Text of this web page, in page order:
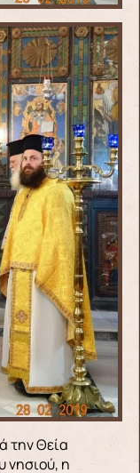
την Θεία
νησιού, η